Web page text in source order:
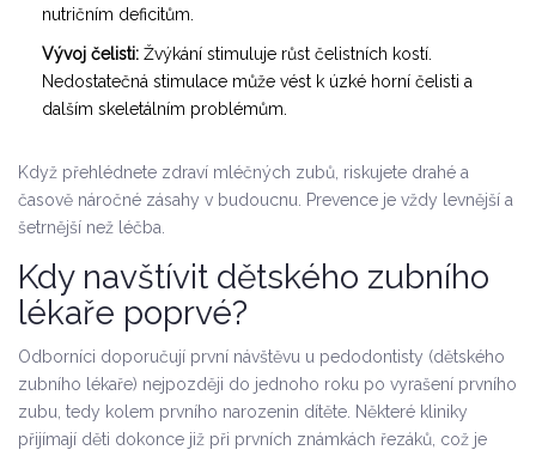
nutričním deficitům.
Vývoj čelisti: Žvýkání stimuluje růst čelistních kostí.
Nedostatečná stimulace může vést k úzké horní čelisti a
dalším skeletálním problémům.
Když přehlédnete zdraví mléčných zubů, riskujete drahé a
časově náročné zásahy v budoucnu. Prevence je vždy levnější a
šetrnější než léčba.
Kdy navštívit dětského zubního
lékaře poprvé?
Odborníci doporučují první návštěvu u pedodontisty (dětského
zubního lékaře) nejpozději do jednoho roku po vyrašení prvního
zubu, tedy kolem prvního narozenin dítěte. Některé kliniky
přijímají děti dokonce již při prvních známkách řezáků, což je